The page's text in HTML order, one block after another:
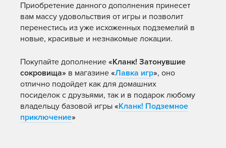
Приобретение данного дополнения принесет
вам массу удовольствия от игры и позволит
перенестись из уже исхоженных подземелий в
новые, красивые и незнакомые локации.
Покупайте дополнение «Кланк! Затонувшие
сокровища» в магазине «Лавка игр», оно
отлично подойдет как для домашних
посиделок с друзьями, так и в подарок любому
владельцу базовой игры «Кланк! Подземное
приключение»